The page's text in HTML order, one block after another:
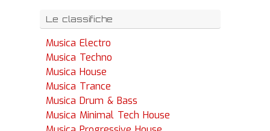
Le classifiche
Musica Electro
Musica Techno
Musica House
Musica Trance
Musica Drum & Bass
Musica Minimal Tech House